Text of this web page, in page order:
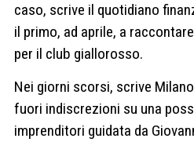
caso, scrive il quotidiano
il primo, ad aprile, a
per il club giallorosso.
Nei giorni scorsi, scrive
fuori indiscrezioni su una
imprenditori guidata da